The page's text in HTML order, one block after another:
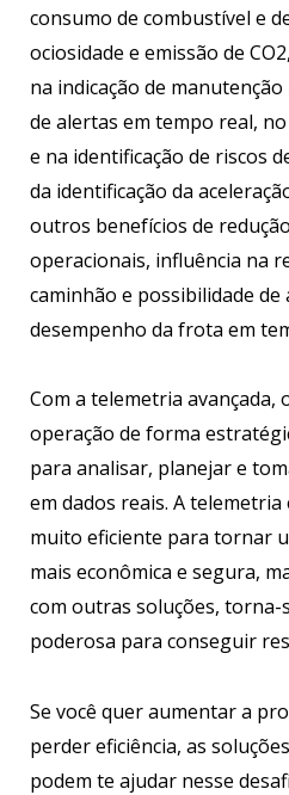
consumo de combustível e
ociosidade e emissão de
na indicação de
de alertas em tempo real,
e na identificação de riscos
da identificação da
outros benefícios de
operacionais, influência na
caminhão e possibilidade de
desempenho da frota em
Com a telemetria avançada,
operação de forma
para analisar, planejar e
em dados reais. A telemetria
muito eficiente para tornar
mais econômica e segura,
com outras soluções,
poderosa para conseguir
Se você quer aumentar a
perder eficiência, as
podem te ajudar nesse